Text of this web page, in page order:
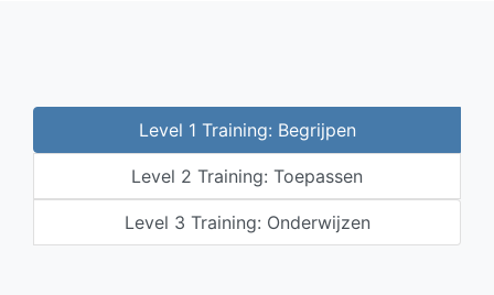
Level 1 Training: Begrijpen
Level 2 Training: Toepassen
Level 3 Training: Onderwijzen